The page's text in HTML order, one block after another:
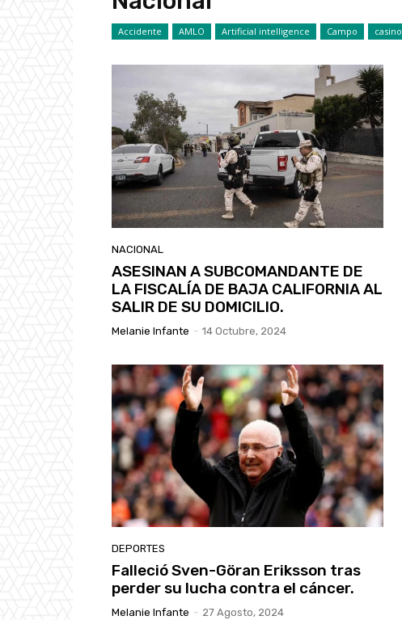
Accidente AMLO Artificial intelligence Campo casino
NACIONAL
ASESINAN A SUBCOMANDANTE DE
LA FISCALÍA DE BAJA CALIFORNIA AL
SALIR DE SU DOMICILIO.
Melanie Infante - 14 Octubre, 2024
DEPORTES
Falleció Sven-Göran Eriksson tras
perder su lucha contra el cáncer.
Melanie Infante - 27 Agosto, 2024